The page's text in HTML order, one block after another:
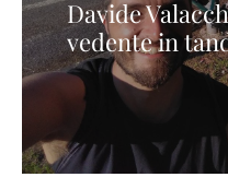
Davide
vedente in